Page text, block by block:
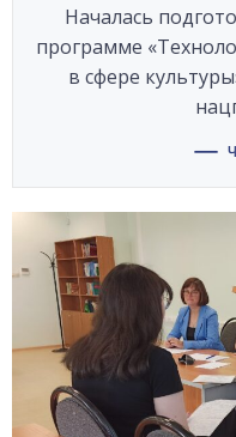
Началась
программе
в сфере